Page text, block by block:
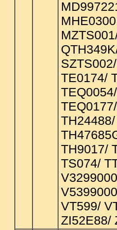
TE0174/
TH9017/
TS074/
VT599/
ZI52E88/